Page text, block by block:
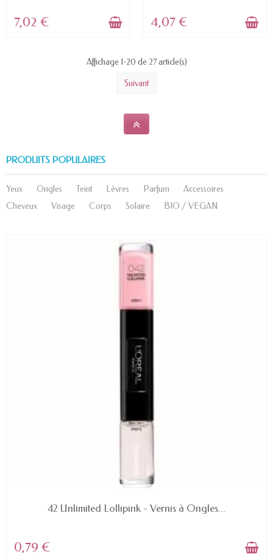
7,02 € 4,07 €
Affichage 1-20 de 27 article(s)
Suivant
PRODUITS POPULAIRES
Yeux Ongles Teint Lèvres Parfum
Accessoires
Cheveux
Visage Corps Solaire BIO / VEGAN
42 Unlimited Lollipink - Vernis à Ongles...
0,79 €